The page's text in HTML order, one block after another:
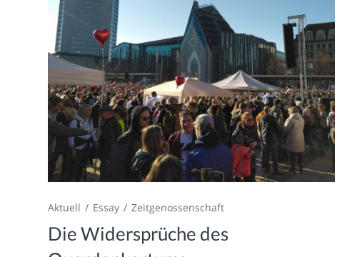
Aktuell Essay Zeitgenossenschaft
Die Widersprüche des